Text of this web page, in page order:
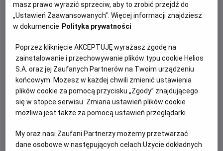
największej misji ratunkowej w historii.
Czytaj więcej
masz prawo wyrazić sprzeciw, aby to zrobić przejdź do
„Ustawień Zaawansowanych”. Więcej informacji znajdziesz
w dokumencie Polityka prywatności
Poprzez kliknięcie AKCEPTUJĘ wyrażasz zgodę na
zainstalowanie i przechowywanie plików typu cookie Helios
S.A. oraz jej Zaufanych Partnerów na Twoim urządzeniu
końcowym. Możesz w każdej chwili zmienić ustawienia
plików cookie za pomocą przycisku „Zgody” znajdującego
się w stopce serwisu. Zmiana ustawień plików cookie
możliwa jest także za pomocą ustawień przeglądarki.
My oraz nasi Zaufani Partnerzy możemy przetwarzać
dane osobowe w następujących celach:Użycie dokładnych